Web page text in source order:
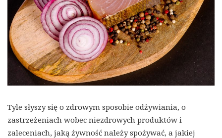
Tyle słyszy się o zdrowym sposobie odżywiania, o
zastrzeżeniach wobec niezdrowych produktów i
zaleceniach, jaką żywność należy spożywać, a jakiej